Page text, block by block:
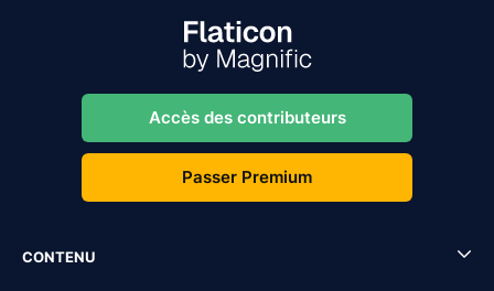
Accès des contributeurs
Passer Premium
CONTENU